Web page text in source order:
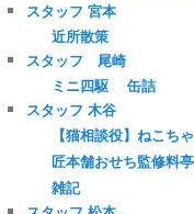
スタッフ 宮本
近所散策
スタッフ 尾崎
ミニ四駆
缶詰
スタッフ 木谷
【猫相談役】ねこち
匠本舗おせち監修料亭
雑記